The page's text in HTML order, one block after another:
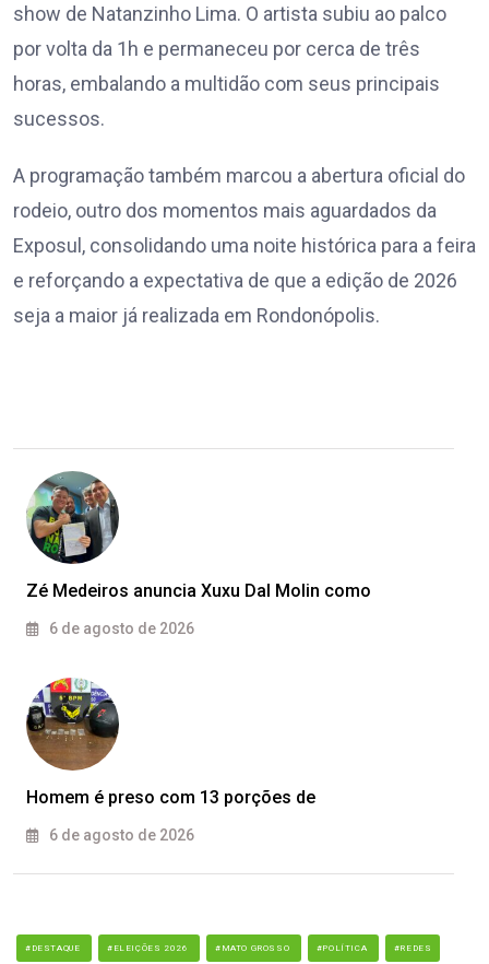
show de Natanzinho Lima. O artista subiu ao palco
por volta da 1h e permaneceu por cerca de três
horas, embalando a multidão com seus principais
sucessos.
A programação também marcou a abertura oficial do
rodeio, outro dos momentos mais aguardados da
Exposul, consolidando uma noite histórica para a feira
e reforçando a expectativa de que a edição de 2026
seja a maior já realizada em Rondonópolis.
Zé Medeiros anuncia Xuxu Dal Molin como
6 de agosto de 2026
Homem é preso com 13 porções de
6 de agosto de 2026
#DESTAQUE #ELEIÇÕES 2026 #MATO GROSSO #POLÍTICA #REDES